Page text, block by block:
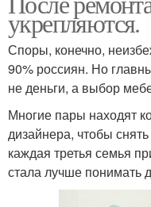
укрепляются.
Споры, конечно,
90% россиян. Но
не деньги, а выбор
Многие пары находят
дизайнера, чтобы снять
каждая третья семья
стала лучше понимать